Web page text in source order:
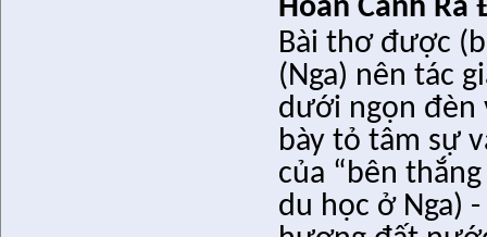
Hoàn Cảnh Ra
Bài thơ được
(Nga) nên tác
dưới ngọn đèn
bày tỏ tâm sự
của “bên
du học ở Nga)